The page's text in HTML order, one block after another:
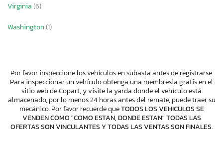
Virginia(6)
Washington(1)
Por favor inspeccione los vehículos en subasta antes de registrarse.
Para inspeccionar un vehículo obtenga una membresia gratis en el
sitio web de Copart, y visite la yarda donde el vehículo está
almacenado, por lo menos 24 horas antes del remate, puede traer su
mecánico. Por favor recuerde queTODOS LOS VEHICULOS SE
VENDEN COMO "COMO ESTAN, DONDE ESTAN" TODAS LAS
OFERTAS SON VINCULANTES Y TODAS LAS VENTAS SON FINALES.